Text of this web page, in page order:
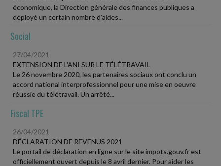
économique, la Direction générale des finances publiques a
déployé un certain nombre d'aides...
Social
27/04/2021
EXTENSION DE L'ANI SUR LE TÉLÉTRAVAIL
Le 26 novembre 2020, les partenaires sociaux ont conclu un
accord national interprofessionnel pour une mise en oeuvre
réussie du télétravail. Un arrêté...
Fiscal TPE
26/04/2021
DÉCLARATION DE REVENUS 2021
Le portail de déclaration en ligne sur le site impots.gouv.fr est
officiellement ouvert depuis le 8 avril dernier. Pour aider les